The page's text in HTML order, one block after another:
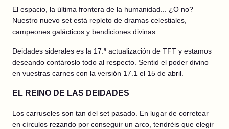
El espacio, la última frontera de la humanidad... ¿O no?
Nuestro nuevo set está repleto de dramas celestiales,
campeones galácticos y bendiciones divinas.
Deidades siderales es la 17.ª actualización de TFT y estamos
deseando contároslo todo al respecto. Sentid el poder divino
en vuestras carnes con la versión 17.1 el 15 de abril.
EL REINO DE LAS DEIDADES
Los carruseles son tan del set pasado. En lugar de corretear
en círculos rezando por conseguir un arco, tendréis que elegir